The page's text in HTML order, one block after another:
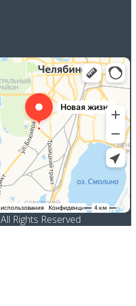
All Rights Reserved